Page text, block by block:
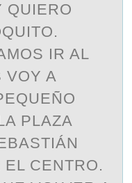
QUIERO
IR AL
VOY A
PLAZA
CENTRO.